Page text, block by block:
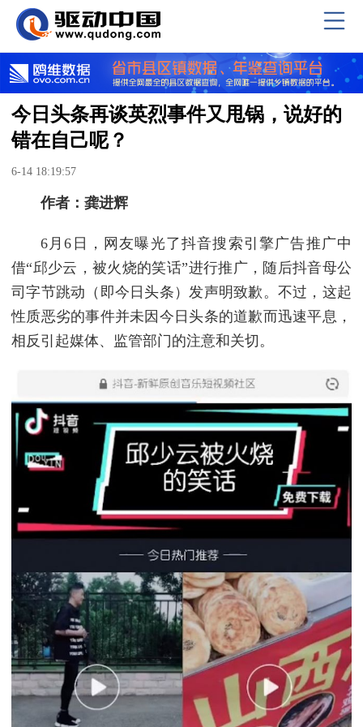
今日头条再谈英烈事件又甩锅，说好的
错在自己呢？
6-14 18:19:57
作者：龚进辉
6月6日，网友曝光了抖音搜索引擎广告推广中
借“邱少云，被火烧的笑话”进行推广，随后抖音母公
司字节跳动（即今日头条）发声明致歉。不过，这起
性质恶劣的事件并未因今日头条的道歉而迅速平息，
相反引起媒体、监管部门的注意和关切。